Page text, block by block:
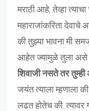
मराठी आहे, तेव्हा
महाराजांकरिता देवाचे
की तुझ्या भावना मी
आहेत ज्यामुळे तुला असे
शिवाजी नसते तर
जयंत त्याला म्हणाला
लढत होतेच की. त्यावर